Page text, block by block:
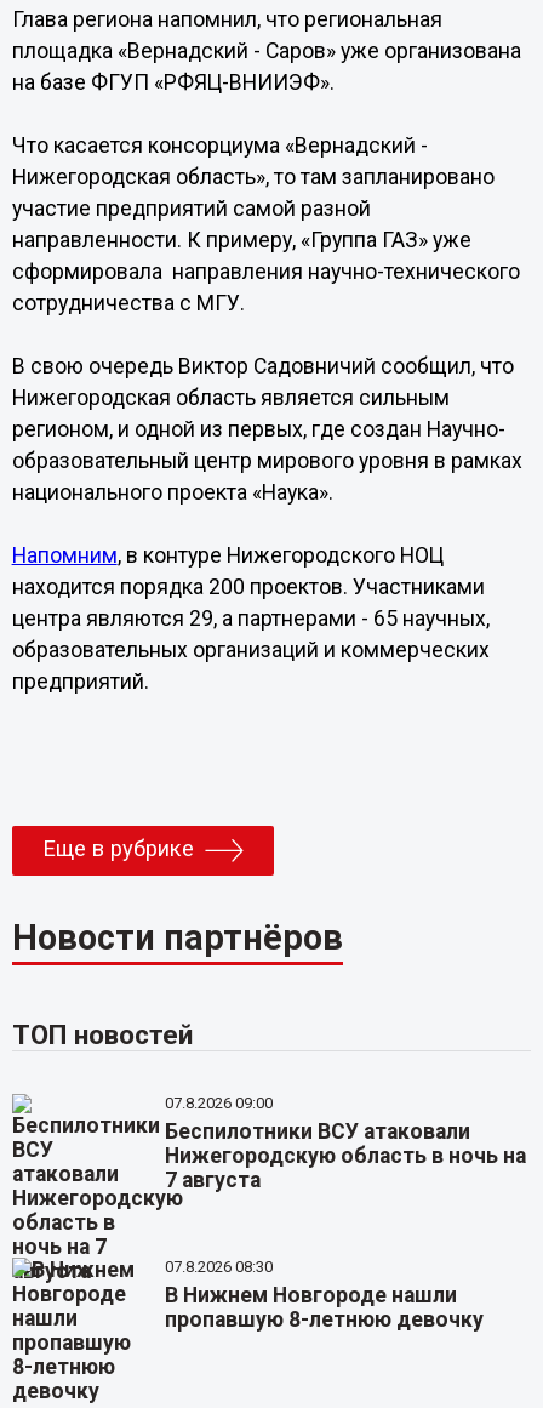
Глава региона напомнил, что региональная
площадка «Вернадский - Саров» уже организована
на базе ФГУП «РФЯЦ-ВНИИЭФ».
Что касается консорциума «Вернадский -
Нижегородская область», то там запланировано
участие предприятий самой разной
направленности. К примеру, «Группа ГАЗ» уже
сформировала направления научно-технического
сотрудничества с МГУ.
В свою очередь Виктор Садовничий сообщил, что
Нижегородская область является сильным
регионом, и одной из первых, где создан Научно-
образовательный центр мирового уровня в рамках
национального проекта «Наука».
Напомним, в контуре Нижегородского НОЦ
находится порядка 200 проектов. Участниками
центра являются 29, а партнерами - 65 научных,
образовательных организаций и коммерческих
предприятий.
Еще в рубрике
Новости партнёров
ТОП новостей
07.8.2026 09:00
Беспилотники ВСУ атаковали
Нижегородскую область в ночь на
7 августа
07.8.2026 08:30
В Нижнем Новгороде нашли
пропавшую 8-летнюю девочку